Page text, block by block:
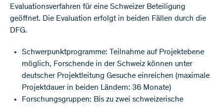
Evaluationsverfahren für eine Schweizer Beteiligung
geöffnet. Die Evaluation erfolgt in beiden Fällen durch die
DFG.
Schwerpunktprogramme: Teilnahme auf Projektebene
möglich, Forschende in der Schweiz können unter
deutscher Projektleitung Gesuche einreichen (maximale
Projektdauer in beiden Ländern: 36 Monate)
Forschungsgruppen: Bis zu zwei schweizerische